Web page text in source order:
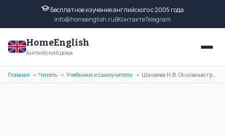
Бесплатное изучение английского с 2005 года
info@homeenglish.ruВКонтактеTelegram
HomeEnglish
Английский дома
Главная → Читать → Учебники и самоучители → Шанаева Н.В. Основные грамматические трудности в английском языке